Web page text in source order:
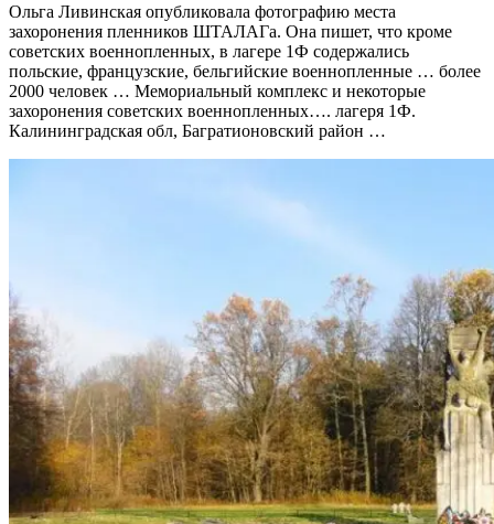
Ольга Ливинская опубликовала фотографию места
захоронения пленников ШТАЛАГа. Она пишет, что кроме
советских военнопленных, в лагере 1Ф содержались
польские, французские, бельгийские военнопленные … более
2000 человек … Мемориальный комплекс и некоторые
захоронения советских военнопленных…. лагеря 1Ф.
Калининградская обл, Багратионовский район …